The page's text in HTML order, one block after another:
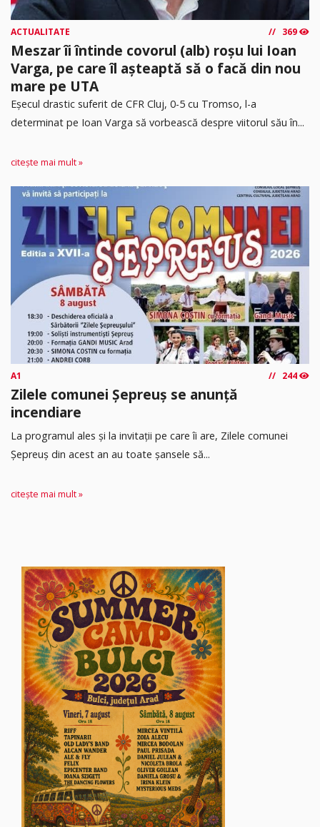
ACTUALITATE 369
Meszar îi întinde covorul (alb) roșu lui Ioan
Varga, pe care îl așteaptă să o facă din nou
mare pe UTA
Eșecul drastic suferit de CFR Cluj, 0-5 cu Tromso, l-a
determinat pe Ioan Varga să vorbească despre viitorul său în...
citește mai mult »
A1 244
Zilele comunei Șepreuș se anunță
incendiare
La programul ales și la invitații pe care îi are, Zilele comunei
Șepreuș din acest an au toate șansele să...
citește mai mult »